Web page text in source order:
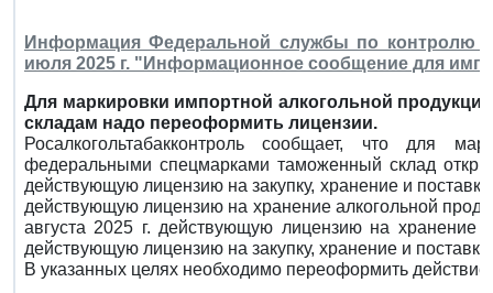
Информация Федеральной службы по контролю
июля 2025 г. "Информационное сообщение для
Для маркировки импортной алкогольной
складам надо переоформить лицензии.
Росалкогольтабакконтроль сообщает, что для
федеральными спецмарками таможенный склад
действующую лицензию на закупку, хранение и
действующую лицензию на хранение алкогольной
августа 2025 г. действующую лицензию на хранение
действующую лицензию на закупку, хранение и
В указанных целях необходимо переоформить действие